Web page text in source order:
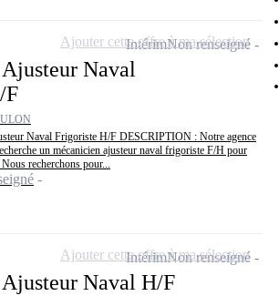
Naval
F
Naval Frigoriste H/F DESCRIPTION : Notre agence
un mécanicien ajusteur naval frigoriste F/H pour
recherchons pour...
IntérimNon renseigné
Ajouter cette offre à ma sélection
Naval H/F
IntérimNon renseigné
Ajouter cette offre à ma sélection